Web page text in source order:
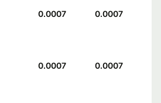
0.0007 0.0007
0.0007 0.0007